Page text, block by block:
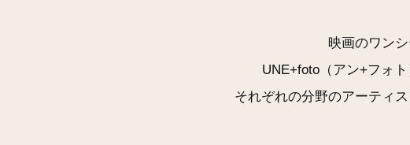
映画のワン
UNE+foto（アン+フォ
それぞれの分野のアーティ